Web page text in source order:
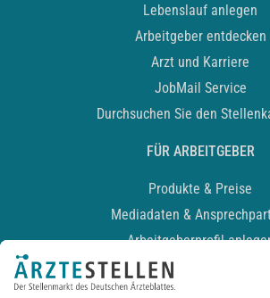
Lebenslauf anlegen
Arbeitgeber entdecken
Arzt und Karriere
JobMail Service
Durchsuchen Sie den
FÜR ARBEITGEBER
Produkte & Preise
Mediadaten &
Arbeitgeberprofil
Recruiting-Podcast